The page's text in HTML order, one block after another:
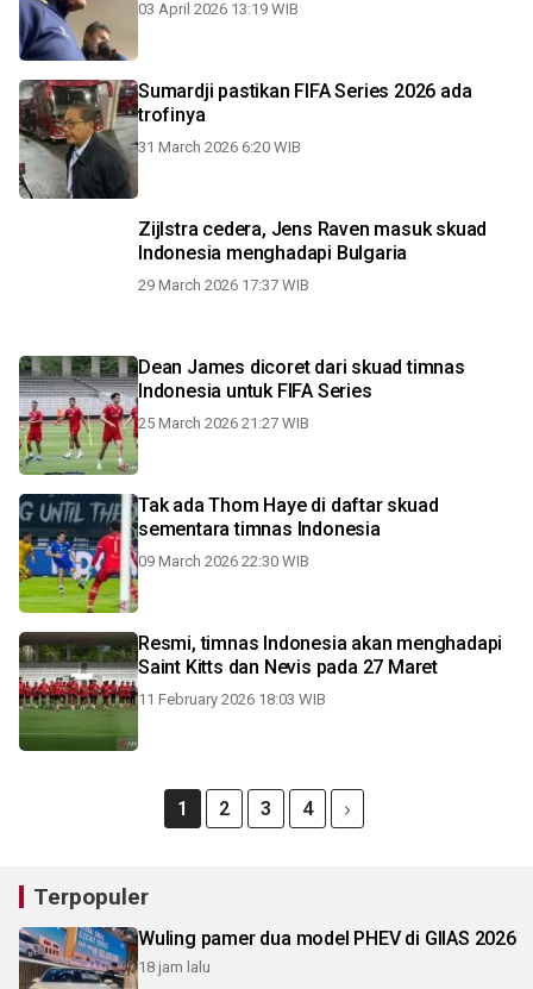
03 April 2026 13:19 WIB
Sumardji pastikan FIFA Series 2026 ada
trofinya
31 March 2026 6:20 WIB
Zijlstra cedera, Jens Raven masuk skuad
Indonesia menghadapi Bulgaria
29 March 2026 17:37 WIB
Dean James dicoret dari skuad timnas
Indonesia untuk FIFA Series
25 March 2026 21:27 WIB
Tak ada Thom Haye di daftar skuad
sementara timnas Indonesia
09 March 2026 22:30 WIB
Resmi, timnas Indonesia akan menghadapi
Saint Kitts dan Nevis pada 27 Maret
11 February 2026 18:03 WIB
1 2 3 4
Terpopuler
Wuling pamer dua model PHEV di GIIAS 2026
18 jam lalu